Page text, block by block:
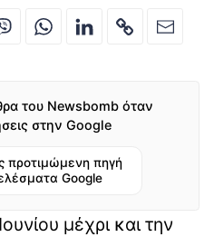
του Newsbomb όταν
στην Google
προτιμώμενη πηγή
Google
μέχρι και την